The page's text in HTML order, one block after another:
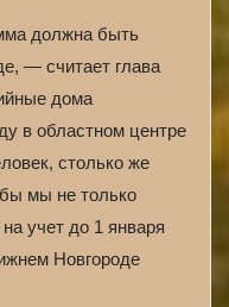
должна быть
— считает глава
дома
в областном центре
столько же
мы не только
учет до 1 января
Новгороде